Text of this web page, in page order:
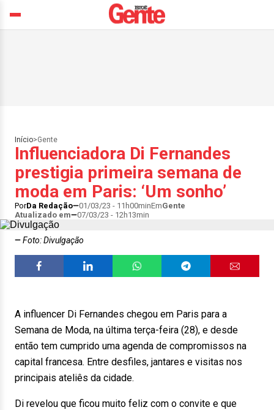
Início>Gente
Influenciadora Di Fernandes
prestigia primeira semana de
moda em Paris: ‘Um sonho’
PorDa Redação 01/03/23 - 11h00minEmGente
Atualizado em
07/03/23 - 12h13min
Foto: Divulgação
A influencer Di Fernandes chegou em Paris para a
Semana de Moda, na última terça-feira (28), e desde
então tem cumprido uma agenda de compromissos na
capital francesa. Entre desfiles, jantares e visitas nos
principais ateliês da cidade.
Di revelou que ficou muito feliz com o convite e que